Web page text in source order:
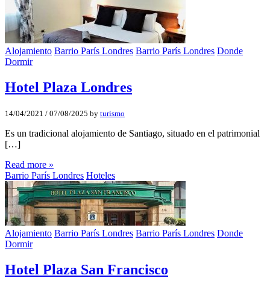
Alojamiento Barrio París Londres Barrio París Londres Donde
Dormir
Hotel Plaza Londres
14/04/2021 / 07/08/2025 by turismo
Es un tradicional alojamiento de Santiago, situado en el patrimonial
[…]
Read more »
Barrio París Londres Hoteles
Alojamiento Barrio París Londres Barrio París Londres Donde
Dormir
Hotel Plaza San Francisco